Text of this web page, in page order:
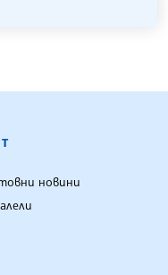
АГЕНЦИЯ
новини